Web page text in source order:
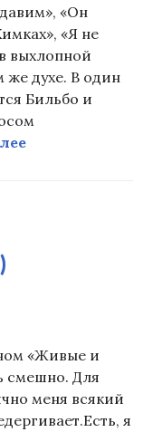
«Он
«Я не
выхлопной
же духе. В один
Бильбо и
И все же…
«Живые и
смешно. Для
меня всякий
я